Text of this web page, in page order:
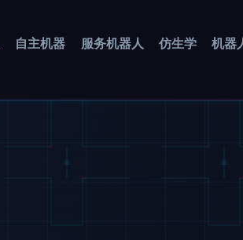
自主机器 服务机器人 仿生学 机器